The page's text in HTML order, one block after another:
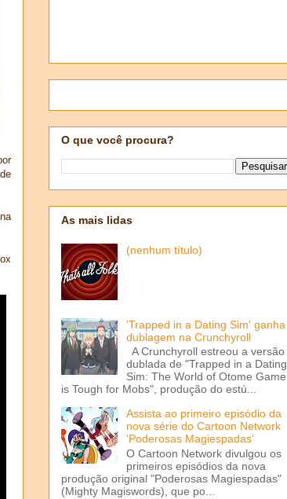
O que você procura?
As mais lidas
(nenhum título)
'Trapped in a Dating Sim' ganha
dublagem na Crunchyroll
A Crunchyroll estreou a versão
dublada de "Trapped in a Dating
Sim: The World of Otome Game
is Tough for Mobs", produção do estú...
Assista ao primeiro episódio da
nova série do Cartoon Network
'Poderosas Magiespadas'
O Cartoon Network divulgou os
primeiros episódios da nova
produção original "Poderosas Magiespadas"
(Mighty Magiswords), que po...